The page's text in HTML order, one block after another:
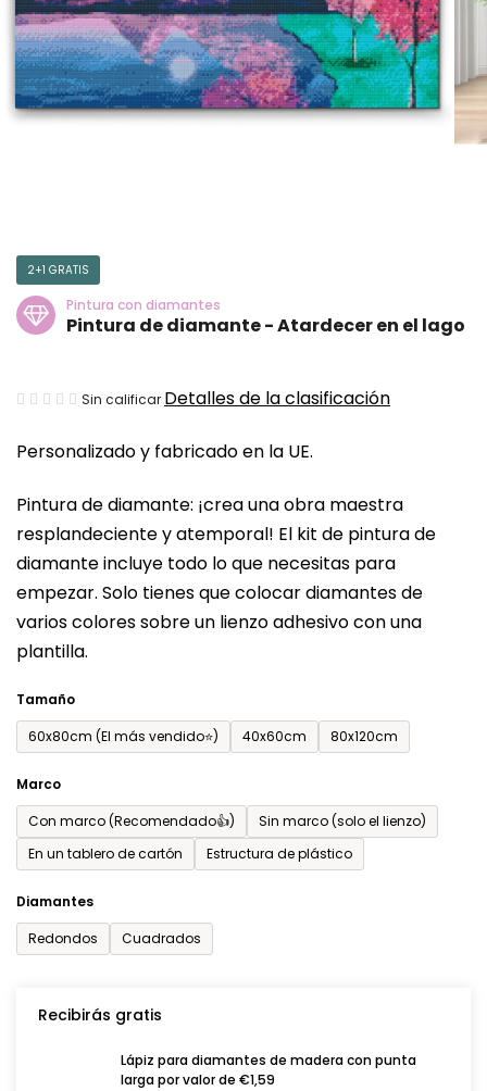
Personalizado y fabricado en la UE.
Pintura de diamante: ¡crea una obra maestra
resplandeciente y atemporal! El kit de pintura de
diamante incluye todo lo que necesitas para
empezar. Solo tienes que colocar diamantes de
varios colores sobre un lienzo adhesivo con una
plantilla.
Tamaño
60x80cm (El más vendido⭐)
40x60cm 80x120cm
Marco
Con marco (Recomendado👍)
Sin marco (solo el lienzo)
En un tablero de cartón
Estructura de plástico
Diamantes
Redondos
Cuadrados
Recibirás gratis
Lápiz para diamantes de madera con punta
larga por valor de €1,59
2+1 GRATIS
Pintura con diamantes
Pintura de diamante - Atardecer en el lago
La
media
producto
es
de
0,0
sobre
5
Sin calificar Detalles de la clasificación